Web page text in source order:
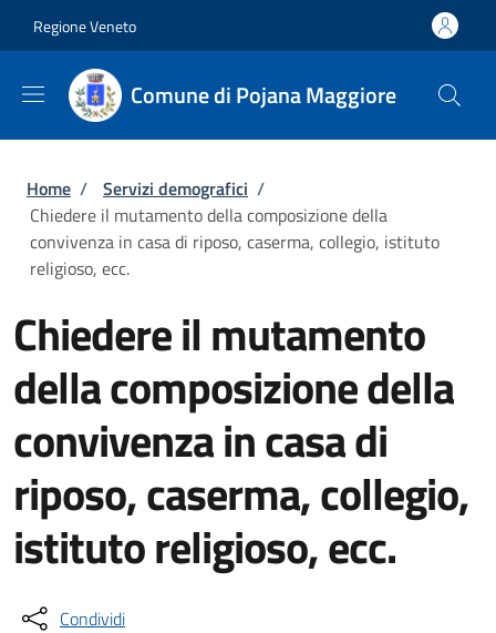
Regione Veneto
Comune di Pojana Maggiore
Briciole di pane
Home / Servizi demografici /
Chiedere il mutamento della composizione della
convivenza in casa di riposo, caserma, collegio, istituto
religioso, ecc.
Chiedere il mutamento
della composizione della
convivenza in casa di
riposo, caserma, collegio,
istituto religioso, ecc.
Condividi